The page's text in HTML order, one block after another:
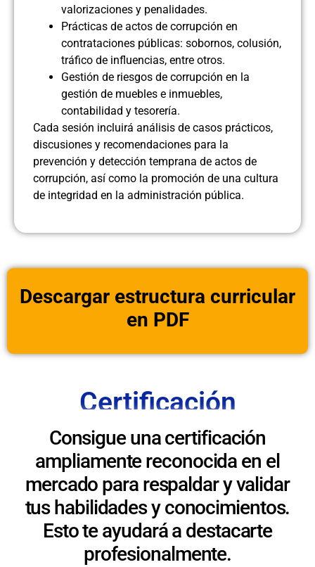
valorizaciones y penalidades.
Prácticas de actos de corrupción en
contrataciones públicas: sobornos, colusión,
tráfico de influencias, entre otros.
Gestión de riesgos de corrupción en la
gestión de muebles e inmuebles,
contabilidad y tesorería.
Cada sesión incluirá análisis de casos prácticos,
discusiones y recomendaciones para la
prevención y detección temprana de actos de
corrupción, así como la promoción de una cultura
de integridad en la administración pública.
Descargar estructura curricular
en PDF
Certificación
Consigue una certificación
ampliamente reconocida en el
mercado para respaldar y validar
tus habilidades y conocimientos.
Esto te ayudará a destacarte
profesionalmente.